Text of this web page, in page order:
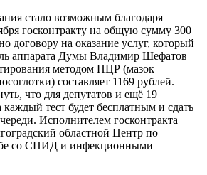
стало возможным благодаря
госконтракту на общую сумму 300
договору на оказание услуг, который
аппарата Думы Владимир Шефатов
методом ПЦР (мазок
составляет 1169 рублей.
что для депутатов и ещё 19
каждый тест будет бесплатным и сдать
Исполнителем госконтракта
областной Центр по
со СПИД и инфекционными